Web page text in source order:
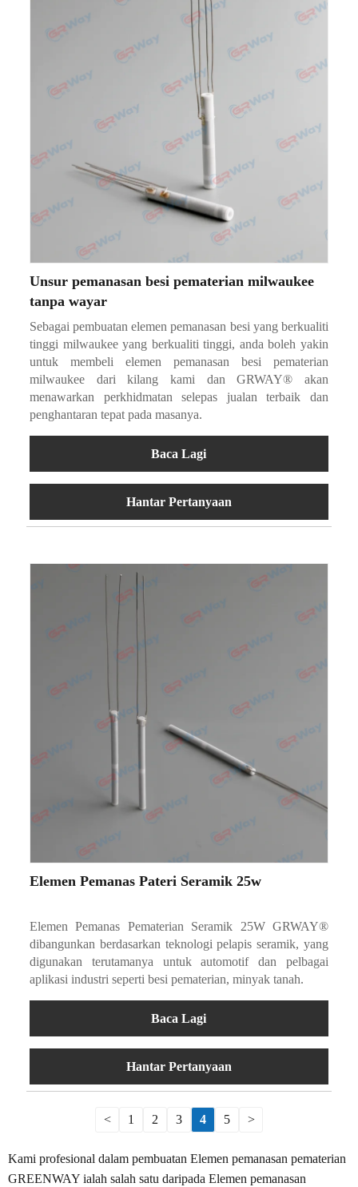
Unsur pemanasan besi pematerian milwaukee
tanpa wayar
Sebagai pembuatan elemen pemanasan besi yang berkualiti
tinggi milwaukee yang berkualiti tinggi, anda boleh yakin
untuk membeli elemen pemanasan besi pematerian
milwaukee dari kilang kami dan GRWAY® akan
menawarkan perkhidmatan selepas jualan terbaik dan
penghantaran tepat pada masanya.
Baca Lagi
Hantar Pertanyaan
Elemen Pemanas Pateri Seramik 25w
Elemen Pemanas Pematerian Seramik 25W GRWAY®
dibangunkan berdasarkan teknologi pelapis seramik, yang
digunakan terutamanya untuk automotif dan pelbagai
aplikasi industri seperti besi pematerian, minyak tanah.
Baca Lagi
Hantar Pertanyaan
< 1 2 3 4 5 >
Kami profesional dalam pembuatan Elemen pemanasan pematerian
GREENWAY ialah salah satu daripada Elemen pemanasan